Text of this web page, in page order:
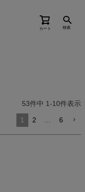
カート 検索
53件中 1-10件表示
1 2 6